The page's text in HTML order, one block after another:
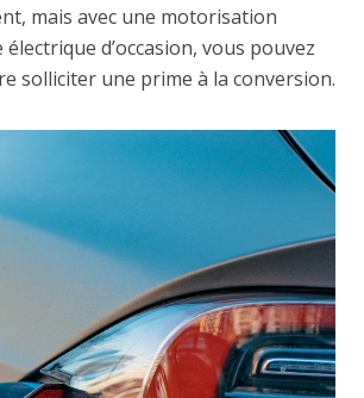
mais avec une motorisation
d’occasion, vous pouvez
solliciter une prime à la conversion.